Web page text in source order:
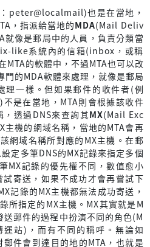
peter@localmail)也是在當地，
，指派給當地的MDA(Mail Deliv
像是郵局中的人員，負責分類當
like系統內的信箱(inbox，或稱
的軟體中，不過MTA也可以改
的MDA軟體來處理，就像是郵局
理一樣。但如果郵件的收件者(例
是在當地，MTA則會根據該收件
透過DNS來查詢其MX(Mail Exc
機的網域名稱，當地的MTA會再
網域名稱所對應的MX主機。在郵
定多筆DNS的MX記錄來指定多個
MX記錄的優先權不同，數值愈小
試寄送，如果不成功才會再嘗試下
記錄的MX主機都無法成功寄送，
所指定的MX主機。MX其實就是M
郵件的過程中扮演不同的角色(M
運站)，而有不同的稱呼。無論如
件會到達目的地的MTA，也就是